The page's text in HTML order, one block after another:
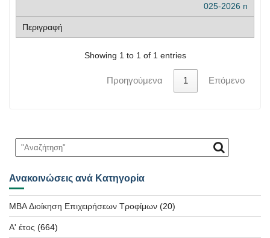
025-2026 n
Showing 1 to 1 of 1 entries
Προηγούμενα 1 Επόμενο
Ανακοινώσεις ανά Κατηγορία
MBA Διοίκηση Επιχειρήσεων Τροφίμων (20)
Α' έτος (664)